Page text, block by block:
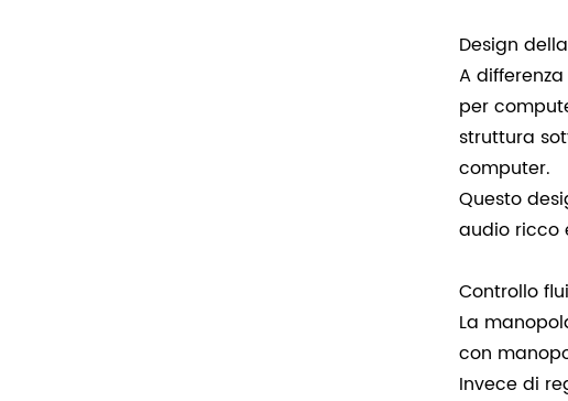
Design
A
per
struttura
computer.
Questo
audio ricco
Controllo
La
con
Invece di